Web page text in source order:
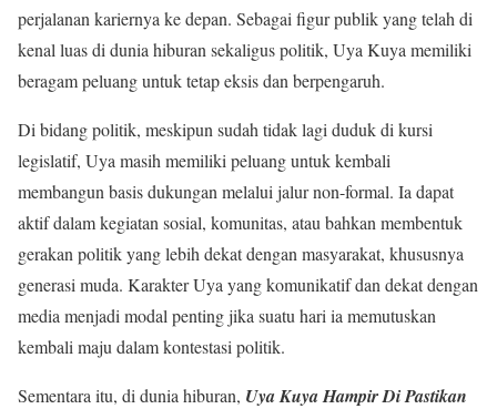
perjalanan kariernya ke depan. Sebagai figur publik yang telah di
kenal luas di dunia hiburan sekaligus politik, Uya Kuya memiliki
beragam peluang untuk tetap eksis dan berpengaruh.
Di bidang politik, meskipun sudah tidak lagi duduk di kursi
legislatif, Uya masih memiliki peluang untuk kembali
membangun basis dukungan melalui jalur non-formal. Ia dapat
aktif dalam kegiatan sosial, komunitas, atau bahkan membentuk
gerakan politik yang lebih dekat dengan masyarakat, khususnya
generasi muda. Karakter Uya yang komunikatif dan dekat dengan
media menjadi modal penting jika suatu hari ia memutuskan
kembali maju dalam kontestasi politik.
Sementara itu, di dunia hiburan, Uya Kuya Hampir Di Pastikan